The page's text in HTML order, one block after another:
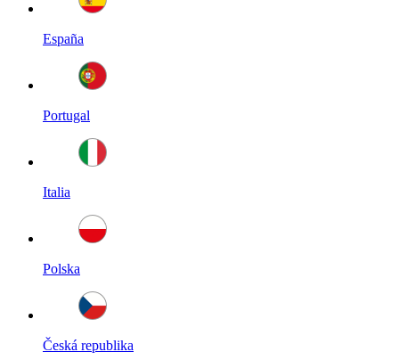
España
Portugal
Italia
Polska
Česká republika